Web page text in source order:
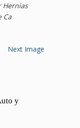
Hernias
Ca
Next Image
y